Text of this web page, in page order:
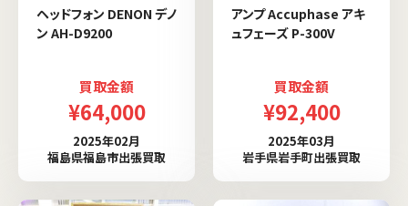
ヘッドフォン DENON デノ
ン AH-D9200
買取金額
¥64,000
2025年02月
福島県福島市出張買取
アンプ Accuphase アキ
ュフェーズ P-300V
買取金額
¥92,400
2025年03月
岩手県岩手町出張買取